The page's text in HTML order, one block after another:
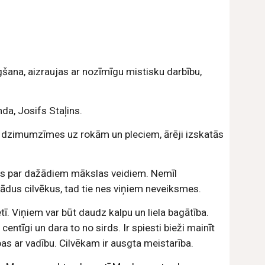
aizraujas ar nozīmīgu mistisku darbību,
Josifs Staļins.
uz rokām un pleciem, ārēji izskatās
par dažādiem mākslas veidiem. Nemīl
cilvēkus, tad tie nes viņiem neveiksmes.
Viņiem var būt daudz kalpu un liela bagātība.
un dara to no sirds. Ir spiesti bieži mainīt
ar vadību. Cilvēkam ir ausgta meistarība.